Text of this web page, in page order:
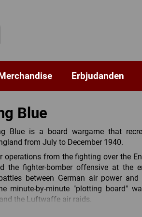
Erbjudanden
Blue
Blue is a board wargame that
from July to December 1940.
operations from the fighting over the
the fighter-bomber offensive at the
between German air power
minute-by-minute "plotting board"
the Luftwaffe air raids.
Chain Home radar; Observer